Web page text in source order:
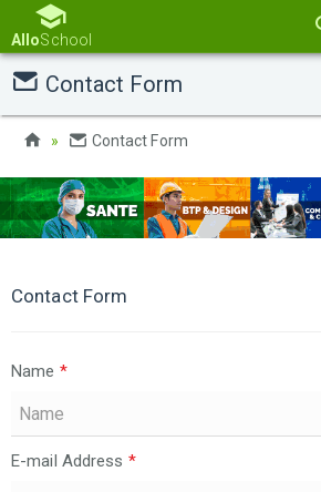
AlloSchool
Contact Form
Contact Form
Contact Form
Name *
E-mail Address *